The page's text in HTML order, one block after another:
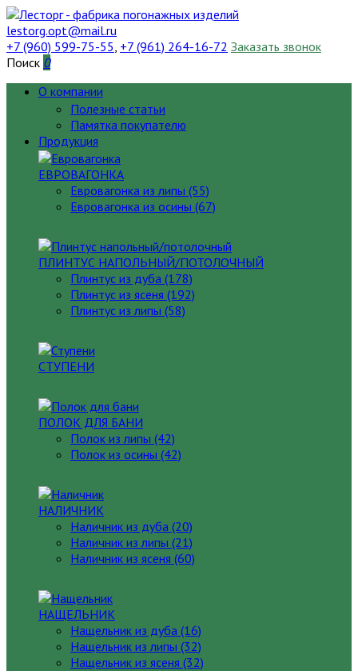
lestorg.opt@mail.ru
+7 (960) 599-75-55, +7 (961) 264-16-72 Заказать звонок
Поиск 0
О компании
Полезные статьи
Памятка покупателю
Продукция
ЕВРОВАГОНКА
Евровагонка из липы (55)
Евровагонка из осины (67)
ПЛИНТУС НАПОЛЬНЫЙ/ПОТОЛОЧНЫЙ
Плинтус из дуба (178)
Плинтус из ясеня (192)
Плинтус из липы (58)
СТУПЕНИ
ПОЛОК ДЛЯ БАНИ
Полок из липы (42)
Полок из осины (42)
НАЛИЧНИК
Наличник из дуба (20)
Наличник из липы (21)
Наличник из ясеня (60)
НАЩЕЛЬНИК
Нащельник из дуба (16)
Нащельник из липы (32)
Нащельник из ясеня (32)